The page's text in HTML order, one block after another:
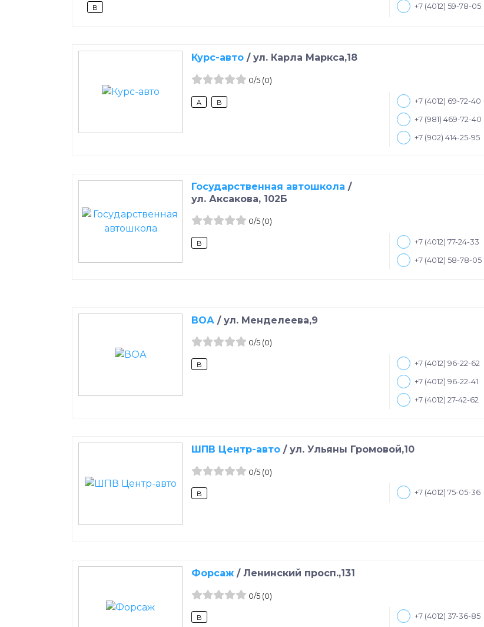
B +7 (4012) 59-78-05
Курс-авто / ул. Карла Маркса,18
0/5(0)
A B +7 (4012) 69-72-40
+7 (981) 469-72-40
+7 (902) 414-25-95
Государственная автошкола /
ул. Аксакова, 102Б
0/5(0)
B +7 (4012) 77-24-33
+7 (4012) 58-78-05
ВОА / ул. Менделеева,9
0/5(0)
B +7 (4012) 96-22-62
+7 (4012) 96-22-41
+7 (4012) 27-42-62
ШПВ Центр-авто / ул. Ульяны Громовой,10
0/5(0)
B +7 (4012) 75-05-36
Форсаж / Ленинский просп.,131
0/5(0)
B +7 (4012) 37-36-85